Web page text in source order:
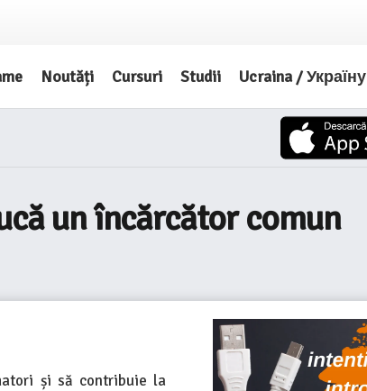
Noutăți Cursuri Studii Ucraina / Україну
un încărcător comun
și să contribuie la